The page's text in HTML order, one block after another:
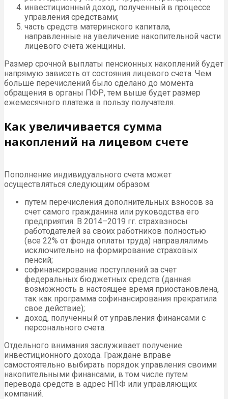
инвестиционный доход, полученный в процессе
управления средствами;
часть средств материнского капитала,
направленные на увеличение накопительной части
лицевого счета женщины.
Размер срочной выплаты пенсионных накоплений будет
напрямую зависеть от состояния лицевого счета. Чем
больше перечислений было сделано до момента
обращения в органы ПФР, тем выше будет размер
ежемесячного платежа в пользу получателя.
Как увеличивается сумма
накоплений на лицевом счете
Пополнение индивидуального счета может
осуществляться следующим образом:
путем перечисления дополнительных взносов за
счет самого гражданина или руководства его
предприятия. В 2014–2019 гг. страхвзносы
работодателей за своих работников полностью
(все 22% от фонда оплаты труда) направлялимь
исключительно на формирование страховых
пенсий;
софинансирование поступлений за счет
федеральных бюджетных средств (данная
возможность в настоящее время приостановлена,
так как программа софинансирования прекратила
свое действие);
доход, полученный от управления финансами с
персонального счета.
Отдельного внимания заслуживает получение
инвестиционного дохода. Граждане вправе
самостоятельно выбирать порядок управления своими
накопительными финансами, в том числе путем
перевода средств в адрес НПФ или управляющих
компаний.